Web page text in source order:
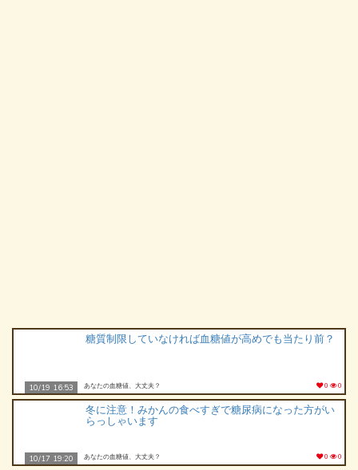
10/19 16:53
糖質制限していなければ血糖値が高めでも当たり前？
あなたの血糖値、大丈夫？ 0 0
10/17 19:20
冬に注意！みかんの食べすぎで糖尿病になった方がい
らっしゃいます
あなたの血糖値、大丈夫？ 0 0